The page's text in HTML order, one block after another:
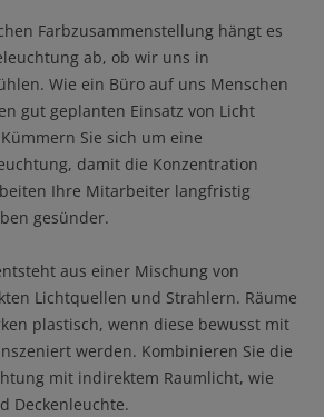
Farbzusammenstellung hängt es
ab, ob wir uns in
Wie ein Büro auf uns Menschen
gut geplanten Einsatz von Licht
Sie sich um eine
damit die Konzentration
Ihre Mitarbeiter langfristig
gesünder.
aus einer Mischung von
Lichtquellen und Strahlern. Räume
plastisch, wenn diese bewusst mit
werden. Kombinieren Sie die
mit indirektem Raumlicht, wie
Deckenleuchte.